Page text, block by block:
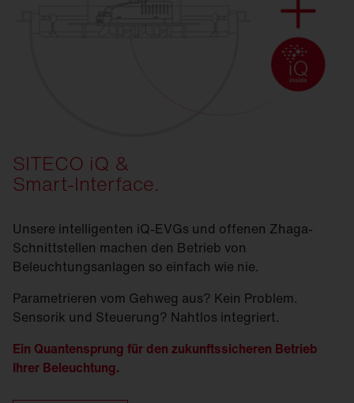
SITECO iQ &
Smart-Interface.
Unsere intelligenten iQ-EVGs und offenen Zhaga-
Schnittstellen machen den Betrieb von
Beleuchtungsanlagen so einfach wie nie.
Parametrieren vom Gehweg aus? Kein Problem.
Sensorik und Steuerung? Nahtlos integriert.
Ein Quantensprung für den zukunftssicheren Betrieb
Ihrer Beleuchtung.